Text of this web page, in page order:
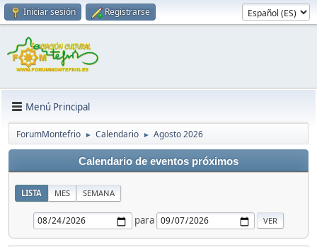
Iniciar sesión Registrarse
Menú Principal
ForumMontefrio ► Calendario ► Agosto 2026
Calendario de eventos próximos
LISTA MES SEMANA
para